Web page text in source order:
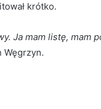
krótko.
Ja mam listę, mam
Węgrzyn.